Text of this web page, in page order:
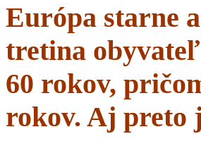
Európa starne
tretina
60 rokov,
rokov. Aj preto